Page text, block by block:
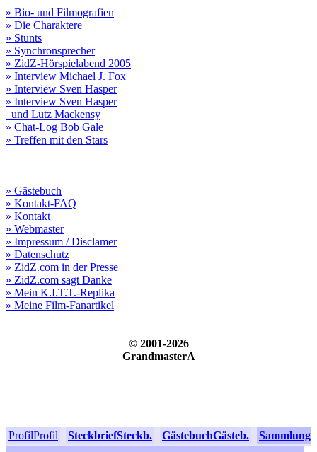
» Bio- und Filmografien
» Die Charaktere
» Stunts
» Synchronsprecher
» ZidZ-Hörspielabend 2005
» Interview Michael J. Fox
» Interview Sven Hasper
» Interview Sven Hasper
und Lutz Mackensy
» Chat-Log Bob Gale
» Treffen mit den Stars
» Gästebuch
» Kontakt-FAQ
» Kontakt
» Webmaster
» Impressum / Disclamer
» Datenschutz
» ZidZ.com in der Presse
» ZidZ.com sagt Danke
» Mein K.I.T.T.-Replika
» Meine Film-Fanartikel
© 2001-2026
GrandmasterA
ProfilProfil SteckbriefSteckb. GästebuchGästeb. Sammlung